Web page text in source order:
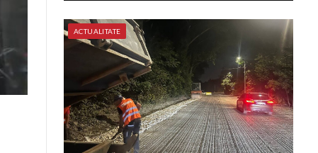
ACTUALITATE